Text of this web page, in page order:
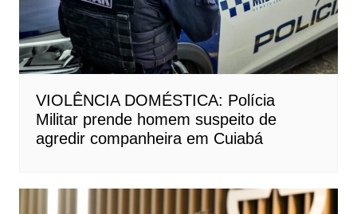
VIOLÊNCIA DOMÉSTICA: Polícia
Militar prende homem suspeito de
agredir companheira em Cuiabá